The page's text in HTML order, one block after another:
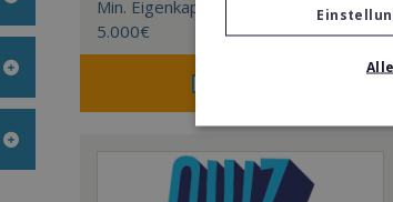
Min. Eigenkapital:
5.000€